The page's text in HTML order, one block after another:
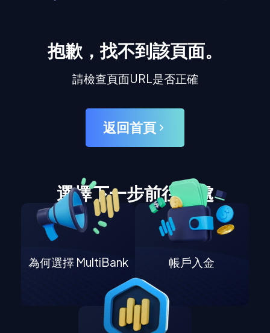
抱歉，找不到該頁面。
請檢查頁面URL是否正確
返回首頁
選擇下一步前往何處
為何選擇 MultiBank 帳戶入金